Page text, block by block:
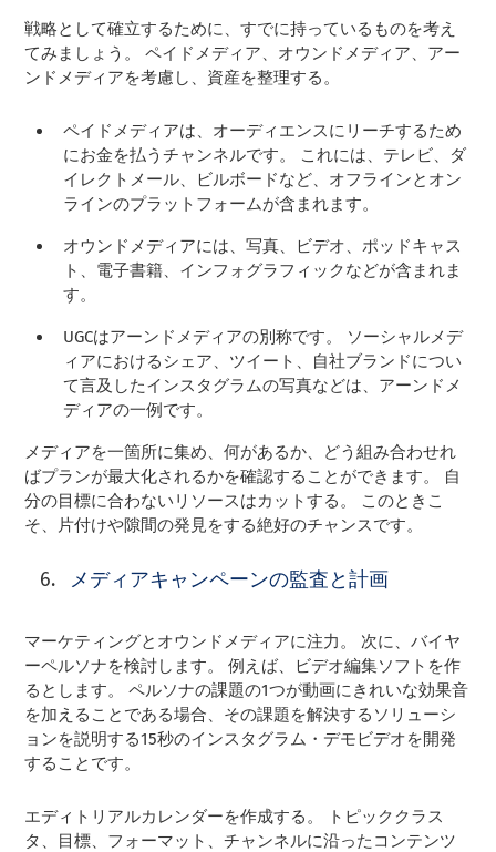
戦略として確立するために、すでに持っているものを考え
てみましょう。 ペイドメディア、オウンドメディア、アー
ンドメディアを考慮し、資産を整理する。
ペイドメディアは、オーディエンスにリーチするため
にお金を払うチャンネルです。 これには、テレビ、ダ
イレクトメール、ビルボードなど、オフラインとオン
ラインのプラットフォームが含まれます。
オウンドメディアには、写真、ビデオ、ポッドキャス
ト、電子書籍、インフォグラフィックなどが含まれま
す。
UGCはアーンドメディアの別称です。 ソーシャルメデ
ィアにおけるシェア、ツイート、自社ブランドについ
て言及したインスタグラムの写真などは、アーンドメ
ディアの一例です。
メディアを一箇所に集め、何があるか、どう組み合わせれ
ばプランが最大化されるかを確認することができます。 自
分の目標に合わないリソースはカットする。 このときこ
そ、片付けや隙間の発見をする絶好のチャンスです。
メディアキャンペーンの監査と計画
マーケティングとオウンドメディアに注力。 次に、バイヤ
ーペルソナを検討します。 例えば、ビデオ編集ソフトを作
るとします。 ペルソナの課題の1つが動画にきれいな効果音
を加えることである場合、その課題を解決するソリューシ
ョンを説明する15秒のインスタグラム・デモビデオを開発
することです。
エディトリアルカレンダーを作成する。 トピッククラス
タ、目標、フォーマット、チャンネルに沿ったコンテンツ